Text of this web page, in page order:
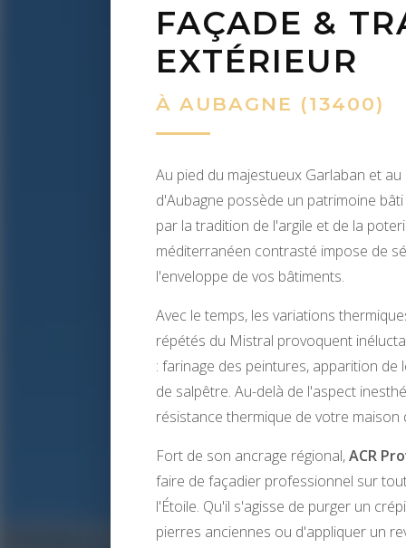
FAÇADE &
EXTÉRIEUR
À AUBAGNE (13400)
Au pied du majestueux Garlaban et
d'Aubagne possède un patrimoine
par la tradition de l'argile et de la
méditerranéen contrasté impose de
l'enveloppe de vos bâtiments.
Avec le temps, les variations
répétés du Mistral provoquent
: farinage des peintures, apparition
de salpêtre. Au-delà de l'aspect
résistance thermique de votre maison
Fort de son ancrage régional,ACR
faire de façadier professionnel sur
l'Étoile. Qu'il s'agisse de purger un
pierres anciennes ou d'appliquer un